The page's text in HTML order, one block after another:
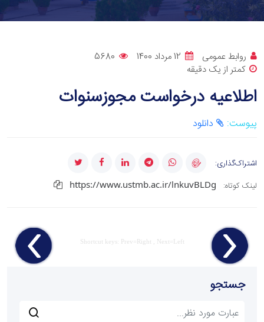
روابط عمومی 12 مرداد 1400
5680
کمتر از یک دقیقه
اطلاعیه درخواست مجوزسنوات
پیوست: دانلود
اشتراک‌گذاری:
لینک کوتاه:
https://www.ustmb.ac.ir/lnkuvBLDg
Shortcut keys: Prev=Right , Next=Left
جستجو